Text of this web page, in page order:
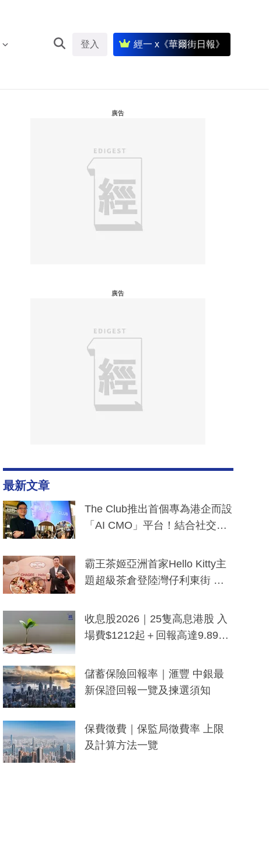
登入 經一 x《華爾街日報》
廣告
廣告
最新文章
The Club推出首個專為港企而設
「AI CMO」平台！結合社交聆
分鐘生成「貼地」宣傳短片
霸王茶姬亞洲首家Hello Kitty主
題超級茶倉登陸灣仔利東街 推
y及香港限定特調系列
收息股2026｜25隻高息港股 入
場費$1212起＋回報高達9.89
儲蓄保險回報率｜滙豐 中銀最
新保證回報一覽及揀選須知
保費徵費｜保監局徵費率 上限
及計算方法一覽